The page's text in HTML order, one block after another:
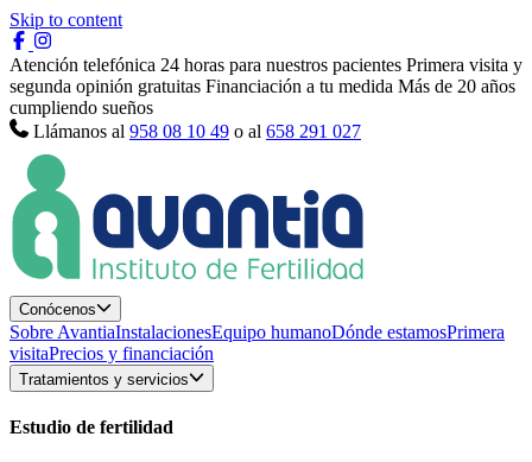
Skip to content
Atención telefónica 24 horas para nuestros pacientes Primera visita y
segunda opinión gratuitas Financiación a tu medida Más de 20 años
cumpliendo sueños
Llámanos al 958 08 10 49 o al 658 291 027
Conócenos
Sobre AvantiaInstalacionesEquipo humanoDónde estamosPrimera
visitaPrecios y financiación
Tratamientos y servicios
Estudio de fertilidad